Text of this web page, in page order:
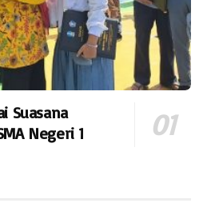
Suasana
Negeri 1